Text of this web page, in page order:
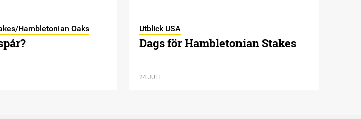
Hambletonian Oaks Utblick USA
Dags för Hambletonian Stakes
24 JULI